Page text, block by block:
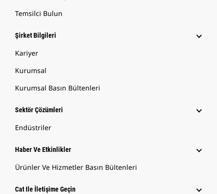
Temsilci Bulun
Şirket Bilgileri
Kariyer
Kurumsal
Kurumsal Basın Bültenleri
Sektör Çözümleri
Endüstriler
Haber Ve Etkinlikler
Ürünler Ve Hizmetler Basın Bültenleri
Cat Ile İletişime Geçin